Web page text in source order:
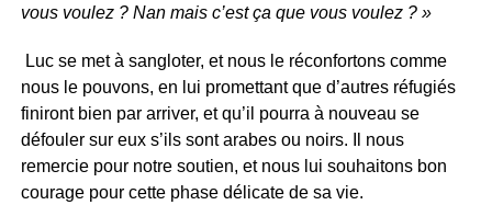
vous voulez ? Nan mais c’est ça que vous voulez ? »
Luc se met à sangloter, et nous le réconfortons comme
nous le pouvons, en lui promettant que d’autres réfugiés
finiront bien par arriver, et qu’il pourra à nouveau se
défouler sur eux s’ils sont arabes ou noirs. Il nous
remercie pour notre soutien, et nous lui souhaitons bon
courage pour cette phase délicate de sa vie.